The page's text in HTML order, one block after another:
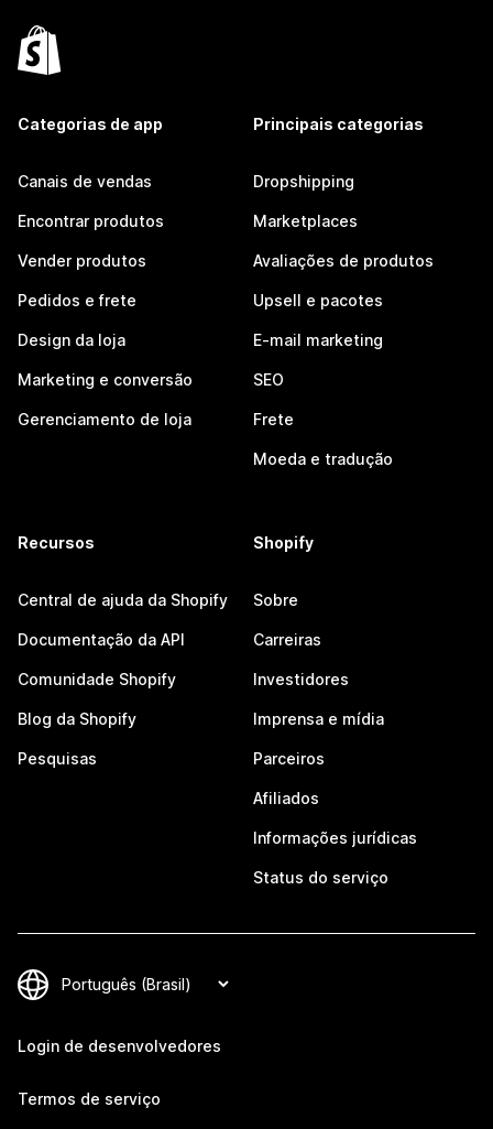
Categorias de app
Canais de vendas
Encontrar produtos
Vender produtos
Pedidos e frete
Design da loja
Marketing e conversão
Gerenciamento de loja
Principais categorias
Dropshipping
Marketplaces
Avaliações de produtos
Upsell e pacotes
E-mail marketing
SEO
Frete
Moeda e tradução
Recursos
Central de ajuda da Shopify
Documentação da API
Comunidade Shopify
Blog da Shopify
Pesquisas
Shopify
Sobre
Carreiras
Investidores
Imprensa e mídia
Parceiros
Afiliados
Informações jurídicas
Status do serviço
Login de desenvolvedores
Termos de serviço